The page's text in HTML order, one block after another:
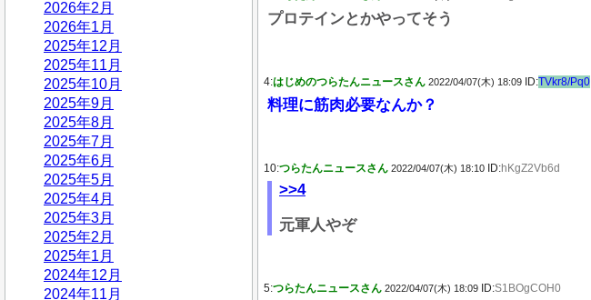
2026年2月
2026年1月
2025年12月
2025年11月
2025年10月
2025年9月
2025年8月
2025年7月
2025年6月
2025年5月
2025年4月
2025年3月
2025年2月
2025年1月
2024年12月
2024年11月
プロテインとかやってそう
4:はじめのつらたんニュースさん 2022/04/07(木) 18:09 ID:TVkr8/Pq0
料理に筋肉必要なんか？
10:つらたんニュースさん 2022/04/07(木) 18:10 ID:hKgZ2Vb6d
>>4
元軍人やぞ
5:つらたんニュースさん 2022/04/07(木) 18:09 ID:S1BOgCOH0